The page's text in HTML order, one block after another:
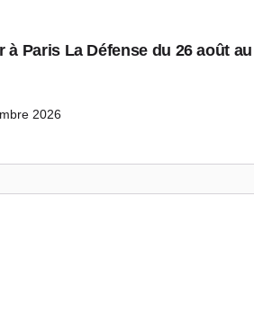
Paris La Défense du 26 août
2026